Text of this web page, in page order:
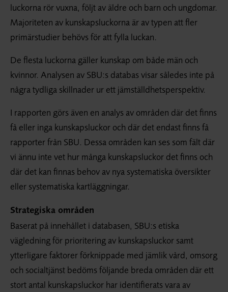
luckorna rör vuxna, följt av äldre och barn och ungdomar.
Majoriteten av kunskapsluckorna är av typen att fler
primärstudier behövs för att fylla luckan.
De flesta luckorna gäller kunskap om både män och
kvinnor. Analysen av SBU:s databas visar således inte på
några tydliga skillnader ur ett jämställdhetsperspektiv.
I rapporten görs även en analys av områden där det finns
få eller inga kunskapsluckor och där det endast finns få
rapporter från SBU. Dessa områden kan ses som fält där
vi ännu inte vet hur många kunskapsluckor det finns och
där det kan finnas behov av nya systematiska översikter
eller systematiska kartläggningar.
Strategiska områden
Baserat på innehållet i databasen, SBU:s etiska
vägledning för prioritering av kunskapsluckor samt
ytterligare faktorer förknippade med jämlik vård, omsorg
och socialtjänst bedöms följande breda områden där ett
stort antal kunskapsluckor har identifierats vara av